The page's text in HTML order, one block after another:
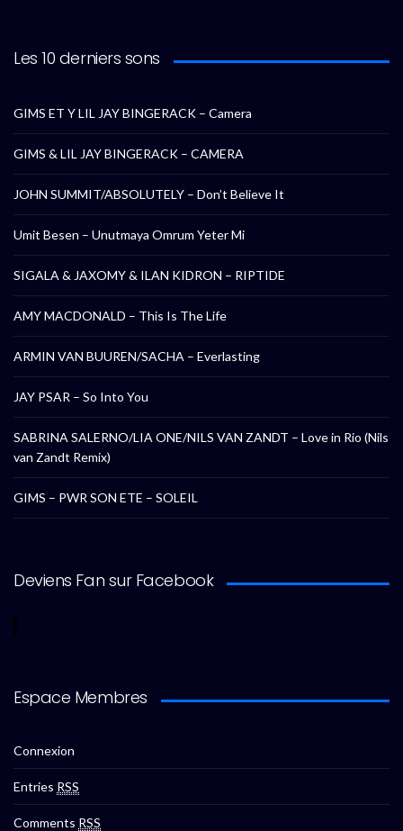
Les 10 derniers sons
GIMS ET Y LIL JAY BINGERACK – Camera
GIMS & LIL JAY BINGERACK – CAMERA
JOHN SUMMIT/ABSOLUTELY – Don’t Believe It
Umit Besen – Unutmaya Omrum Yeter Mi
SIGALA & JAXOMY & ILAN KIDRON – RIPTIDE
AMY MACDONALD – This Is The Life
ARMIN VAN BUUREN/SACHA – Everlasting
JAY PSAR – So Into You
SABRINA SALERNO/LIA ONE/NILS VAN ZANDT – Love in Rio (Nils
van Zandt Remix)
GIMS – PWR SON ETE – SOLEIL
Deviens Fan sur Facebook
Espace Membres
Connexion
Entries RSS
Comments RSS